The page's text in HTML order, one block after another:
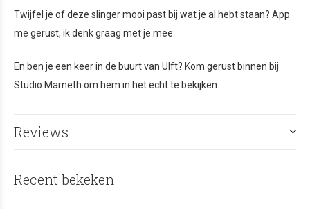
Twijfel je of deze slinger mooi past bij wat je al hebt staan? App
me gerust, ik denk graag met je mee:
En ben je een keer in de buurt van Ulft? Kom gerust binnen bij
Studio Marneth om hem in het echt te bekijken.
Reviews
Recent bekeken